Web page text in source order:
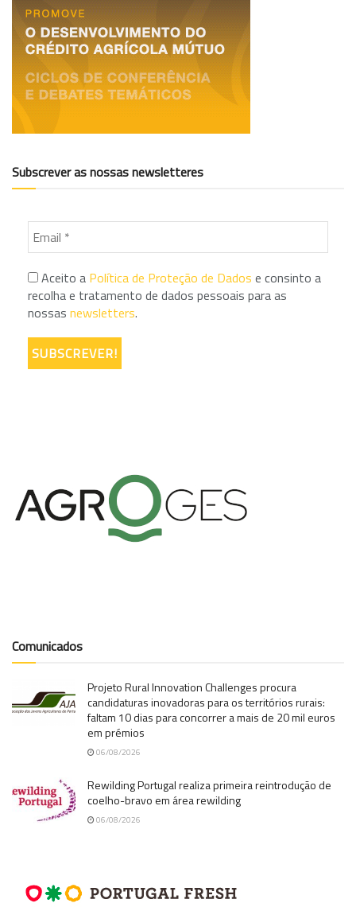
Subscrever as nossas newsletteres
Aceito a Política de Proteção de Dados e consinto a
recolha e tratamento de dados pessoais para as
nossas newsletters.
Comunicados
Projeto Rural Innovation Challenges procura
candidaturas inovadoras para os territórios rurais:
faltam 10 dias para concorrer a mais de 20 mil euros
em prémios
06/08/2026
Rewilding Portugal realiza primeira reintrodução de
coelho-bravo em área rewilding
06/08/2026